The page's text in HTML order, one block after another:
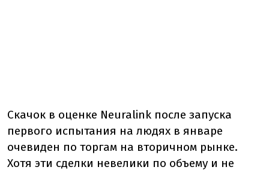
Скачок в оценке Neuralink после запуска
первого испытания на людях в январе
очевиден по торгам на вторичном рынке.
Хотя эти сделки невелики по объему и не